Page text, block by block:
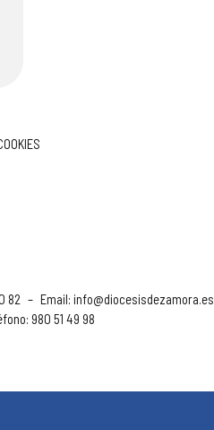
82 – Email: info@diocesisdezamora.es
980 51 49 98